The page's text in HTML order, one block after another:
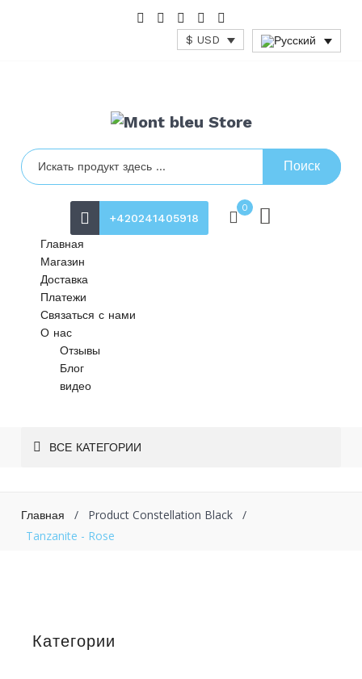
$ USD
Поиск
+420241405918
0
Главная
Магазин
Доставка
Платежи
Связаться с нами
О нас
Отзывы
Блог
видео
ВСЕ КАТЕГОРИИ
Главная / Product Constellation Black
/
Tanzanite - Rose
Категории